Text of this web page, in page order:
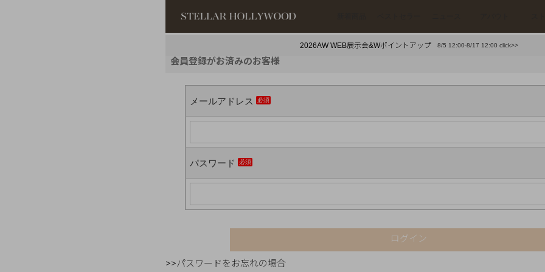
#¥10,000以下プチプラアクセ
#スタッフイチ押し（通勤パールアクセ） ＃写真映えアクセ
2026AW WEB展示会&Wポイントアップ 8/5 12:00-8/17 12:00 click>>
会員登録がお済みのお客様
メールアドレス
パスワード
ログイン
>>パスワードをお忘れの場合